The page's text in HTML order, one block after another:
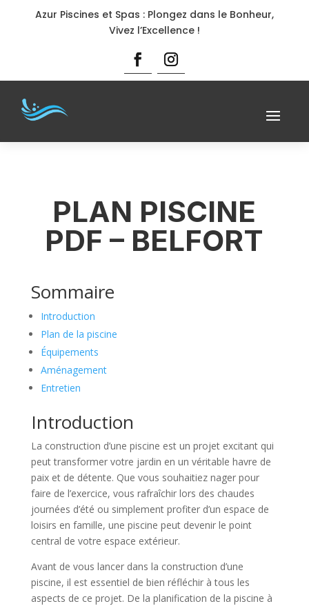
Azur Piscines et Spas : Plongez dans le Bonheur,
Vivez l’Excellence !
PLAN PISCINE
PDF – BELFORT
Sommaire
Introduction
Plan de la piscine
Équipements
Aménagement
Entretien
Introduction
La construction d’une piscine est un projet excitant qui
peut transformer votre jardin en un véritable havre de
paix et de détente. Que vous souhaitiez nager pour
faire de l’exercice, vous rafraîchir lors des chaudes
journées d’été ou simplement profiter d’un espace de
loisirs en famille, une piscine peut devenir le point
central de votre espace extérieur.
Avant de vous lancer dans la construction d’une
piscine, il est essentiel de bien réfléchir à tous les
aspects de ce projet. De la planification de la piscine à